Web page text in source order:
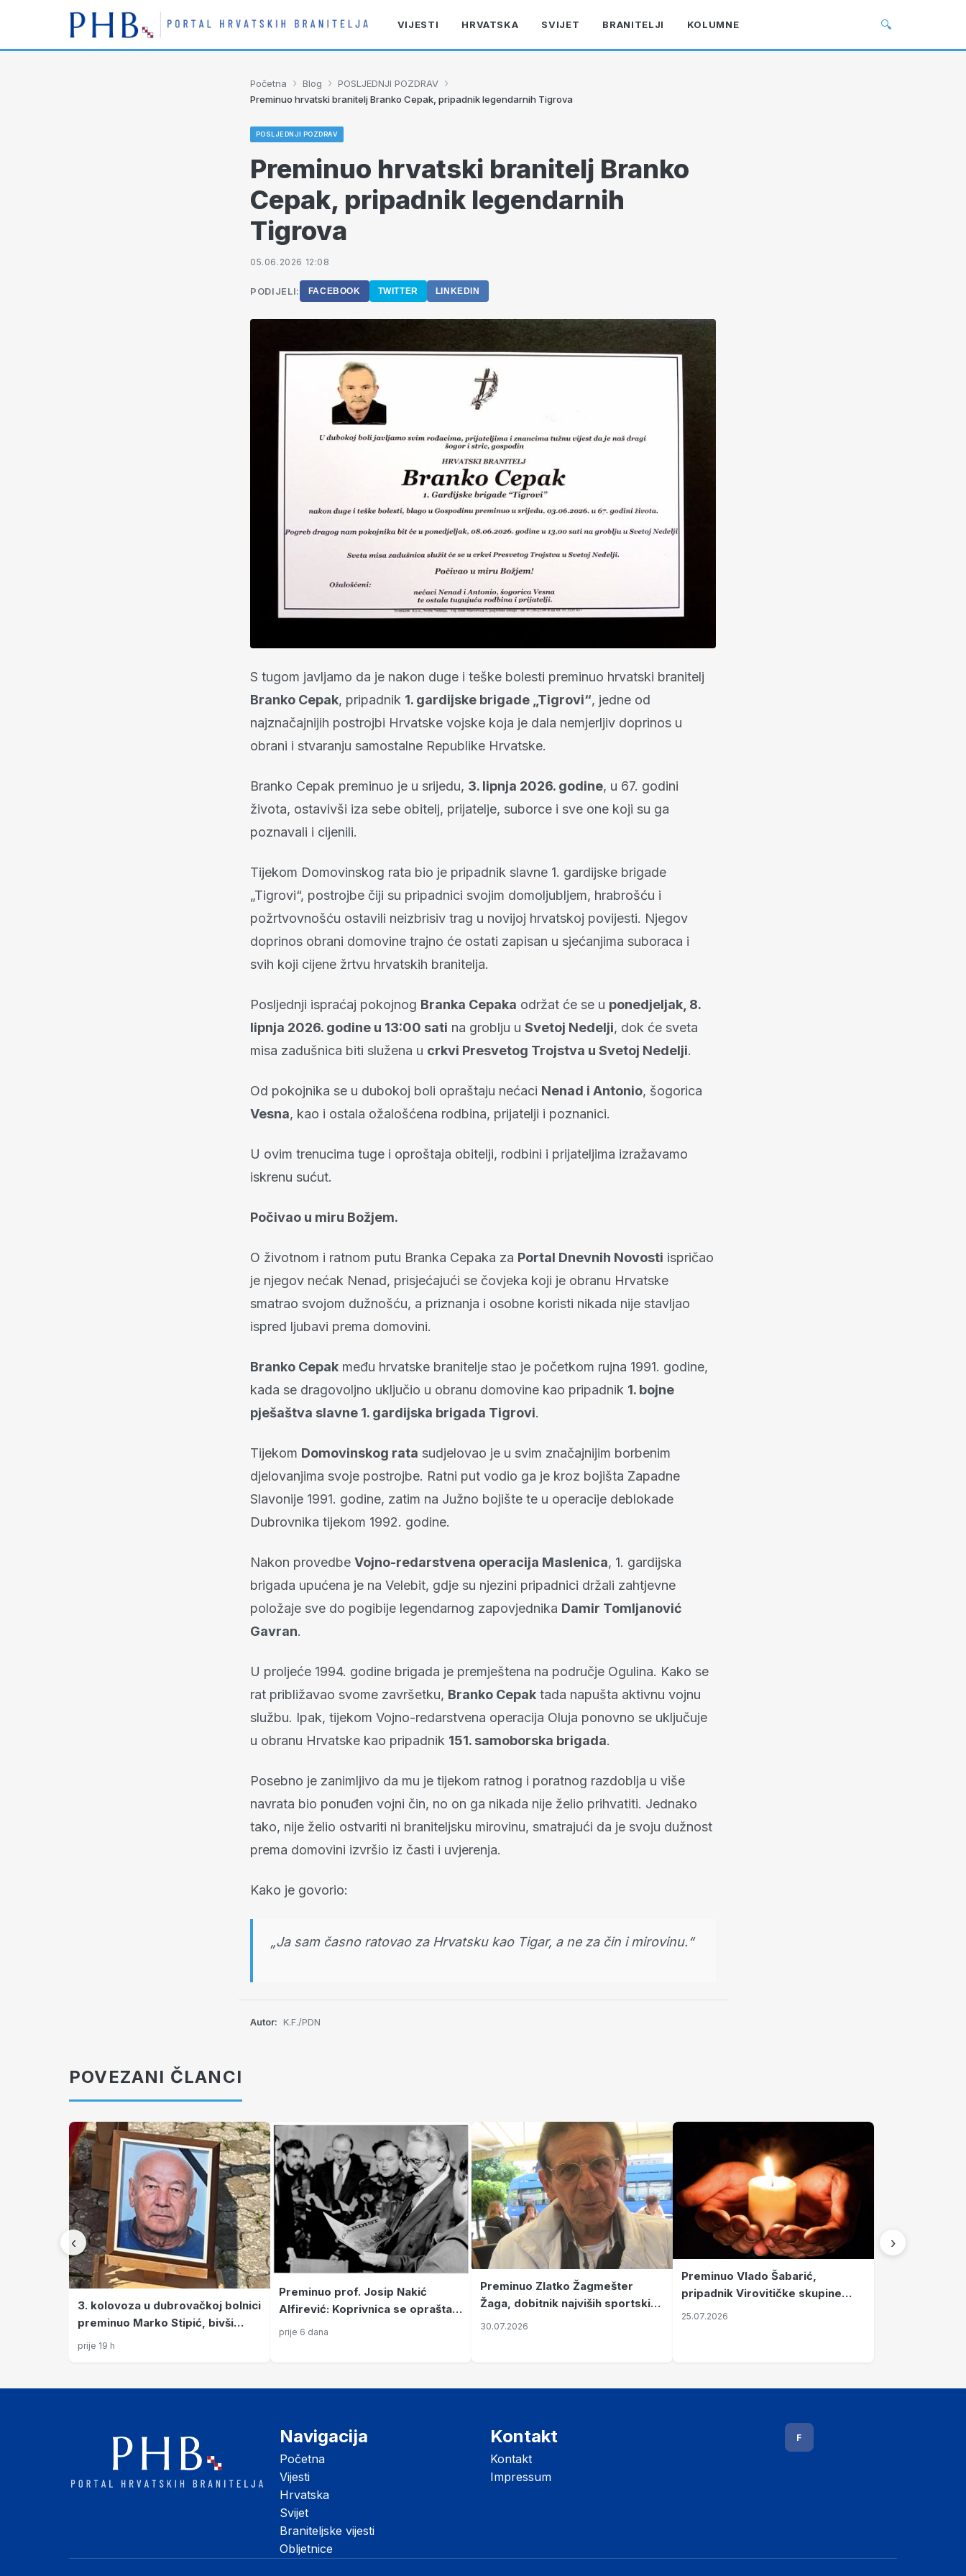
VIJESTI HRVATSKA SVIJET BRANITELJI KOLUMNE 🔍
Početna › Blog › POSLJEDNJI POZDRAV ›
Preminuo hrvatski branitelj Branko Cepak, pripadnik legendarnih Tigrova
POSLJEDNJI POZDRAV
Preminuo hrvatski branitelj Branko
Cepak, pripadnik legendarnih
Tigrova
05.06.2026 12:08
PODIJELI: FACEBOOK TWITTER LINKEDIN
S tugom javljamo da je nakon duge i teške bolesti preminuo hrvatski branitelj
Branko Cepak, pripadnik 1. gardijske brigade „Tigrovi“, jedne od
najznačajnijih postrojbi Hrvatske vojske koja je dala nemjerljiv doprinos u
obrani i stvaranju samostalne Republike Hrvatske.
Branko Cepak preminuo je u srijedu, 3. lipnja 2026. godine, u 67. godini
života, ostavivši iza sebe obitelj, prijatelje, suborce i sve one koji su ga
poznavali i cijenili.
Tijekom Domovinskog rata bio je pripadnik slavne 1. gardijske brigade
„Tigrovi“, postrojbe čiji su pripadnici svojim domoljubljem, hrabrošću i
požrtvovnošću ostavili neizbrisiv trag u novijoj hrvatskoj povijesti. Njegov
doprinos obrani domovine trajno će ostati zapisan u sjećanjima suboraca i
svih koji cijene žrtvu hrvatskih branitelja.
Posljednji ispraćaj pokojnog Branka Cepaka održat će se u ponedjeljak, 8.
lipnja 2026. godine u 13:00 sati na groblju u Svetoj Nedelji, dok će sveta
misa zadušnica biti služena u crkvi Presvetog Trojstva u Svetoj Nedelji.
Od pokojnika se u dubokoj boli opraštaju nećaci Nenad i Antonio, šogorica
Vesna, kao i ostala ožalošćena rodbina, prijatelji i poznanici.
U ovim trenucima tuge i oproštaja obitelji, rodbini i prijateljima izražavamo
iskrenu sućut.
Počivao u miru Božjem.
O životnom i ratnom putu Branka Cepaka za Portal Dnevnih Novosti ispričao
je njegov nećak Nenad, prisjećajući se čovjeka koji je obranu Hrvatske
smatrao svojom dužnošću, a priznanja i osobne koristi nikada nije stavljao
ispred ljubavi prema domovini.
Branko Cepak među hrvatske branitelje stao je početkom rujna 1991. godine,
kada se dragovoljno uključio u obranu domovine kao pripadnik 1. bojne
pješaštva slavne 1. gardijska brigada Tigrovi.
Tijekom Domovinskog rata sudjelovao je u svim značajnijim borbenim
djelovanjima svoje postrojbe. Ratni put vodio ga je kroz bojišta Zapadne
Slavonije 1991. godine, zatim na Južno bojište te u operacije deblokade
Dubrovnika tijekom 1992. godine.
Nakon provedbe Vojno-redarstvena operacija Maslenica, 1. gardijska
brigada upućena je na Velebit, gdje su njezini pripadnici držali zahtjevne
položaje sve do pogibije legendarnog zapovjednika Damir Tomljanović
Gavran.
U proljeće 1994. godine brigada je premještena na područje Ogulina. Kako se
rat približavao svome završetku, Branko Cepak tada napušta aktivnu vojnu
službu. Ipak, tijekom Vojno-redarstvena operacija Oluja ponovno se uključuje
u obranu Hrvatske kao pripadnik 151. samoborska brigada.
Posebno je zanimljivo da mu je tijekom ratnog i poratnog razdoblja u više
navrata bio ponuđen vojni čin, no on ga nikada nije želio prihvatiti. Jednako
tako, nije želio ostvariti ni braniteljsku mirovinu, smatrajući da je svoju dužnost
prema domovini izvršio iz časti i uvjerenja.
Kako je govorio:
„Ja sam časno ratovao za Hrvatsku kao Tigar, a ne za čin i mirovinu.“
Autor: K.F./PDN
POVEZANI ČLANCI
‹
3. kolovoza u dubrovačkoj bolnici
preminuo Marko Stipić, bivši
politički emigrant, dragovoljac
prije 19 h
Preminuo prof. Josip Nakić
Alfirević: Koprivnica se oprašta
od ratnog zapovjednika i velikana
prije 6 dana
Preminuo Zlatko Žagmešter
Žaga, dobitnik najviših sportskih
priznanja koji pripada Aleji
30.07.2026
Preminuo Vlado Šabarić,
pripadnik Virovitičke skupine
osuđene zbog priprema obrane
25.07.2026
›
Navigacija
Početna
Vijesti
Hrvatska
Svijet
Braniteljske vijesti
Obljetnice
Kontakt
Kontakt
Impressum
F